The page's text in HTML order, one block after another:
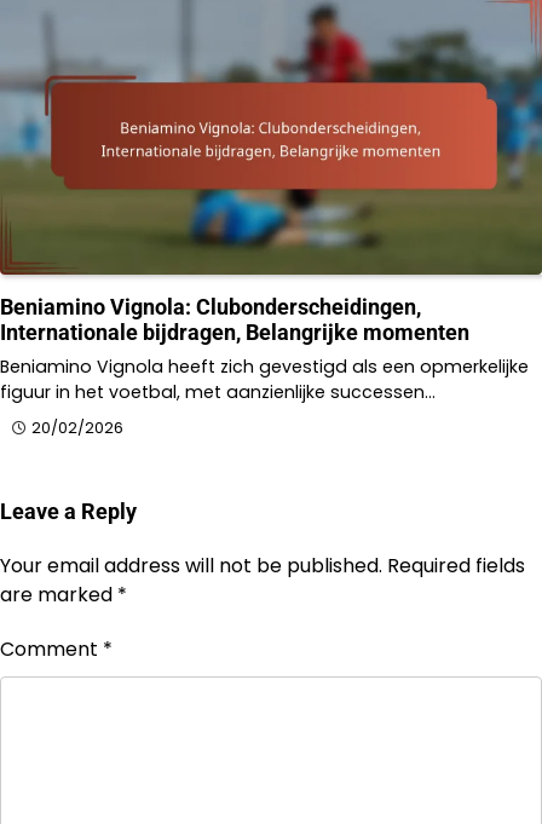
Beniamino Vignola: Clubonderscheidingen,
Internationale bijdragen, Belangrijke momenten
Beniamino Vignola heeft zich gevestigd als een opmerkelijke
figuur in het voetbal, met aanzienlijke successen…
20/02/2026
Leave a Reply
Your email address will not be published. Required fields
are marked *
Comment *